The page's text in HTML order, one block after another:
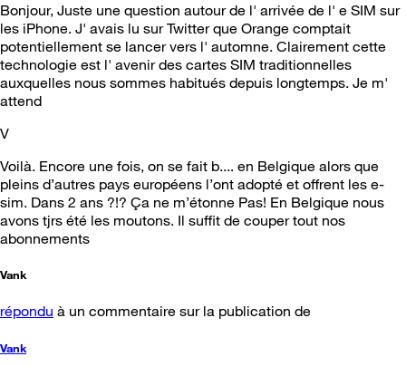
Bonjour, Juste une question autour de l' arrivée de l' e SIM sur
les iPhone. J' avais lu sur Twitter que Orange comptait
potentiellement se lancer vers l' automne. Clairement cette
technologie est l' avenir des cartes SIM traditionnelles
auxquelles nous sommes habitués depuis longtemps. Je m'
attend
V
Voilà. Encore une fois, on se fait b.... en Belgique alors que
pleins d’autres pays européens l’ont adopté et offrent les e-
sim. Dans 2 ans ?!? Ça ne m’étonne Pas! En Belgique nous
avons tjrs été les moutons. Il suffit de couper tout nos
abonnements
Vank
répondu à un commentaire sur la publication de
Vank